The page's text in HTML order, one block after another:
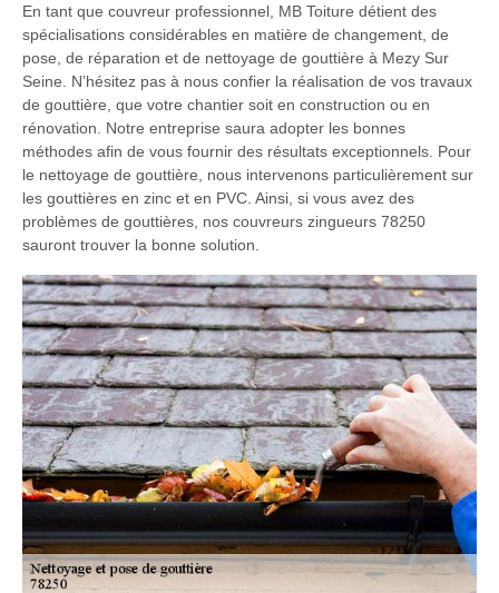
En tant que couvreur professionnel, MB Toiture détient des
spécialisations considérables en matière de changement, de
pose, de réparation et de nettoyage de gouttière à Mezy Sur
Seine. N’hésitez pas à nous confier la réalisation de vos travaux
de gouttière, que votre chantier soit en construction ou en
rénovation. Notre entreprise saura adopter les bonnes
méthodes afin de vous fournir des résultats exceptionnels. Pour
le nettoyage de gouttière, nous intervenons particulièrement sur
les gouttières en zinc et en PVC. Ainsi, si vous avez des
problèmes de gouttières, nos couvreurs zingueurs 78250
sauront trouver la bonne solution.